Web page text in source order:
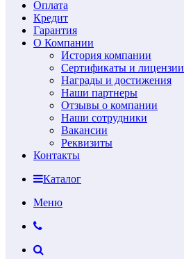
Оплата
Кредит
Гарантия
О Компании
История компании
Сертификаты и лицензии
Награды и достижения
Наши партнеры
Отзывы о компании
Наши сотрудники
Вакансии
Реквизиты
Контакты
Каталог
Меню